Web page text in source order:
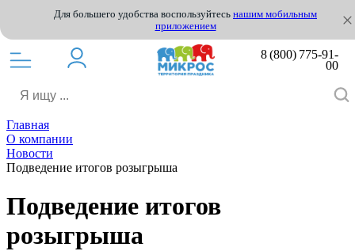
Для большего удобства воспользуйтесь нашим мобильным
приложением
8 (800) 775-91-
00
Главная
О компании
Новости
Подведение итогов розыгрыша
Подведение итогов
розыгрыша